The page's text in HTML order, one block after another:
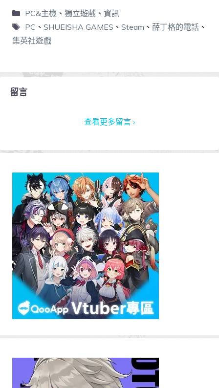
PC&主機、 獨立遊戲、 資訊
PC 、 SHUEISHA GAMES 、 Steam 、 薛丁格的電話、
集英社遊戲
留言
查看更多留言 ›